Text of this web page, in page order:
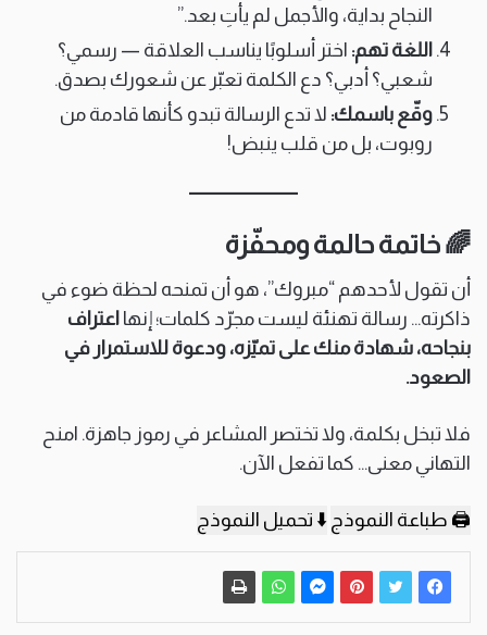
النجاح بداية، والأجمل لم يأتِ بعد.”
اللغة تهم: اختر أسلوبًا يناسب العلاقة — رسمي؟
شعبي؟ أدبي؟ دع الكلمة تعبّر عن شعورك بصدق.
وقّع باسمك: لا تدع الرسالة تبدو كأنها قادمة من
روبوت، بل من قلب ينبض!
🌈 خاتمة حالمة ومحفّزة
أن تقول لأحدهم “مبروك”، هو أن تمنحه لحظة ضوء في
ذاكرته… رسالة تهنئة ليست مجرّد كلمات؛ إنها اعتراف
بنجاحه، شهادة منك على تميّزه، ودعوة للاستمرار في
الصعود.
فلا تبخل بكلمة، ولا تختصر المشاعر في رموز جاهزة. امنح
التهاني معنى… كما تفعل الآن.
🖨️ طباعة النموذج ⬇️ تحميل النموذج